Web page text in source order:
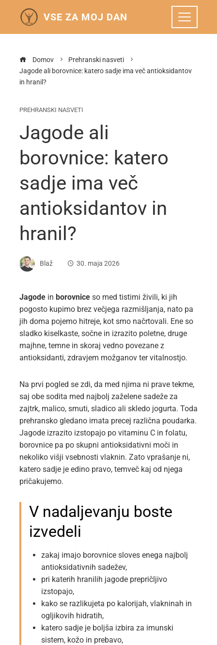
VSE ZA MOJ DAN
Domov
Prehranski nasveti
Jagode ali borovnice: katero sadje ima več antioksidantov
in hranil?
PREHRANSKI NASVETI
Jagode ali
borovnice: katero
sadje ima več
antioksidantov in
hranil?
Blaž 30. maja 2026
Jagode in borovnice so med tistimi živili, ki jih
pogosto kupimo brez večjega razmišljanja, nato pa
jih doma pojemo hitreje, kot smo načrtovali. Ene so
sladko kiselkaste, sočne in izrazito poletne, druge
majhne, temne in skoraj vedno povezane z
antioksidanti, zdravjem možganov ter vitalnostjo.
Na prvi pogled se zdi, da med njima ni prave tekme,
saj obe sodita med najbolj zaželene sadeže za
zajtrk, malico, smuti, sladico ali skledo jogurta. Toda
prehransko gledano imata precej različna poudarka.
Jagode izrazito izstopajo po vitaminu C in folatu,
borovnice pa po skupni antioksidativni moči in
nekoliko višji vsebnosti vlaknin. Zato vprašanje ni,
katero sadje je edino pravo, temveč kaj od njega
pričakujemo.
V nadaljevanju boste
izvedeli
zakaj imajo borovnice sloves enega najbolj
antioksidativnih sadežev,
pri katerih hranilih jagode prepričljivo
izstopajo,
kako se razlikujeta po kalorijah, vlakninah in
ogljikovih hidratih,
katero sadje je boljša izbira za imunski
sistem, kožo in prebavo,